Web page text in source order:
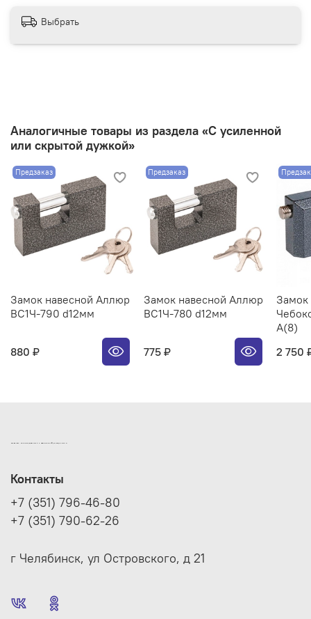
Выбрать
Аналогичные товары из раздела «C усиленной
или скрытой дужкой»
Предзаказ
Замок навесной Аллюр
ВС1Ч-790 d12мм
880 ₽
Предзаказ
Замок навесной Аллюр
ВС1Ч-780 d12мм
775 ₽
Замок
А(8)
2 750
ИНТЕРНЕТ-МАГАЗИН ДВЕРНОЙ И МЕБЕЛЬНОЙ ФУРНИТУРЫ САМ
Контакты
+7 (351) 796-46-80
+7 (351) 790-62-26
г Челябинск, ул Островского, д 21